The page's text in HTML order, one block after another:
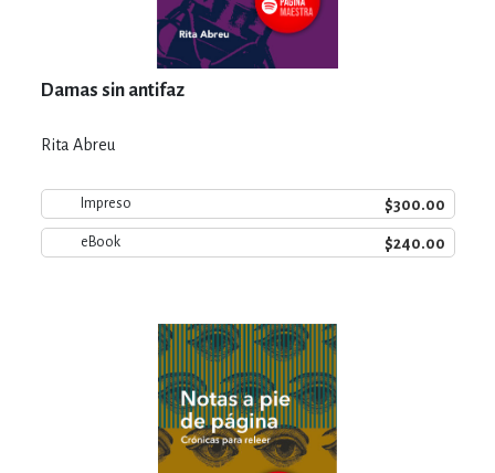
Damas sin antifaz
Rita Abreu
Impreso $300.00
eBook $240.00